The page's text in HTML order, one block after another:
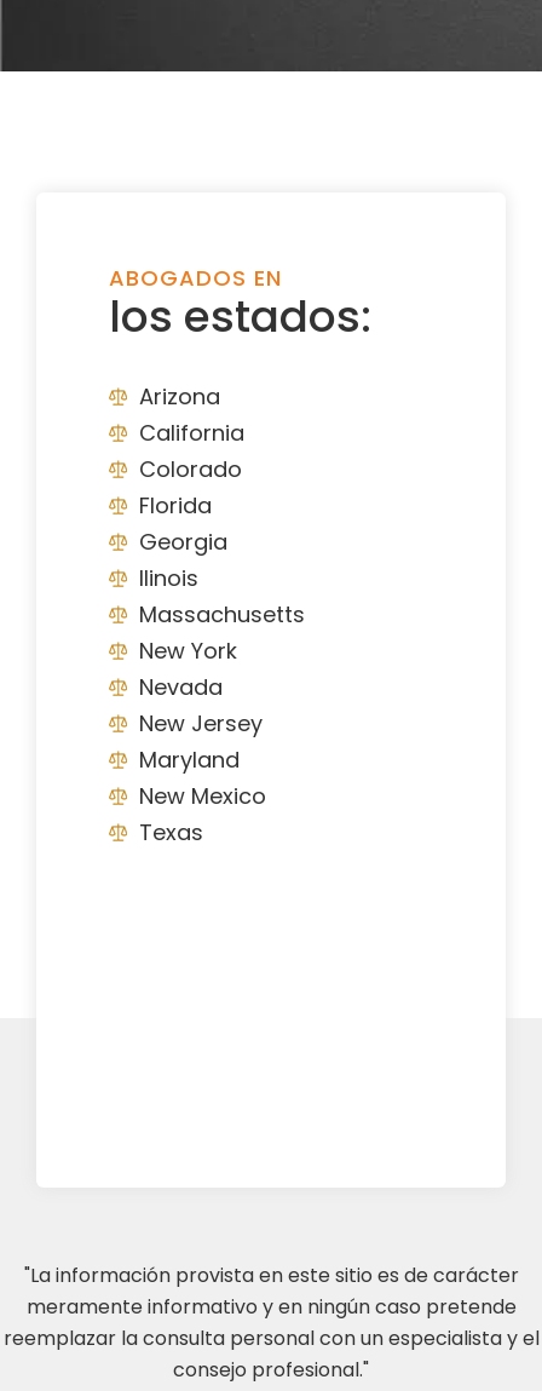
ABOGADOS EN
los estados:
Arizona
California
Colorado
Florida
Georgia
Ilinois
Massachusetts
New York
Nevada
New Jersey
Maryland
New Mexico
Texas
"La información provista en este sitio es de carácter
meramente informativo y en ningún caso pretende
reemplazar la consulta personal con un especialista y el
consejo profesional."